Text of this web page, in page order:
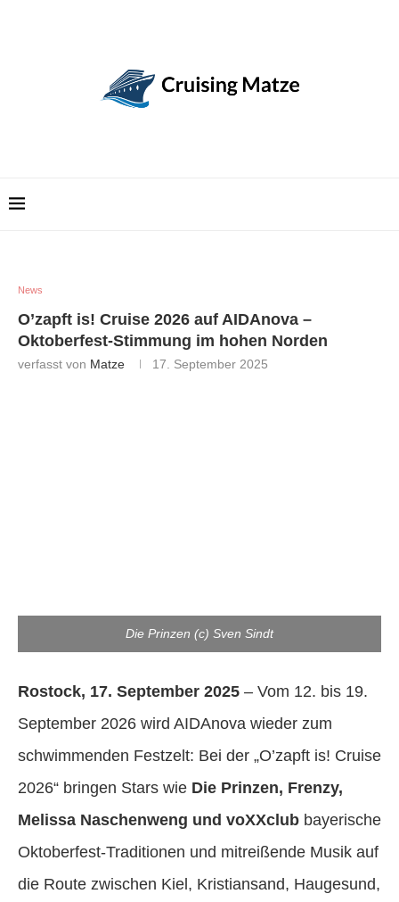
News
O’zapft is! Cruise 2026 auf AIDAnova –
Oktoberfest-Stimmung im hohen Norden
verfasst von Matze 17. September 2025
Die Prinzen (c) Sven Sindt
Rostock, 17. September 2025 – Vom 12. bis 19.
September 2026 wird AIDAnova wieder zum
schwimmenden Festzelt: Bei der „O’zapft is! Cruise
2026“ bringen Stars wie Die Prinzen, Frenzy,
Melissa Naschenweng und voXXclub bayerische
Oktoberfest-Traditionen und mitreißende Musik auf
die Route zwischen Kiel, Kristiansand, Haugesund,